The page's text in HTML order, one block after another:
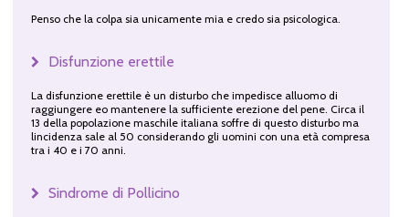
Penso che la colpa sia unicamente mia e credo sia psicologica.
Disfunzione erettile
La disfunzione erettile è un disturbo che impedisce alluomo di
raggiungere eo mantenere la sufficiente erezione del pene. Circa il
13 della popolazione maschile italiana soffre di questo disturbo ma
lincidenza sale al 50 considerando gli uomini con una età compresa
tra i 40 e i 70 anni.
Sindrome di Pollicino